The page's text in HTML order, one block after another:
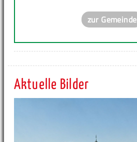
zur Gemeinde
Aktuelle Bilder